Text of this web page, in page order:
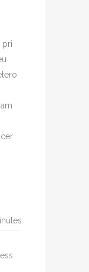
pri